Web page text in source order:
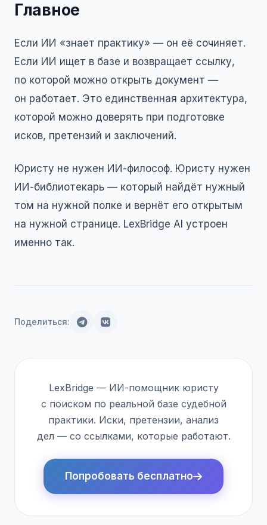
Главное
Если ИИ «знает практику» — он её сочиняет.
Если ИИ ищет в базе и возвращает ссылку,
по которой можно открыть документ —
он работает. Это единственная архитектура,
которой можно доверять при подготовке
исков, претензий и заключений.
Юристу не нужен ИИ-философ. Юристу нужен
ИИ-библиотекарь — который найдёт нужный
том на нужной полке и вернёт его открытым
на нужной странице. LexBridge AI устроен
именно так.
Поделиться:
LexBridge — ИИ-помощник юристу
с поиском по реальной базе судебной
практики. Иски, претензии, анализ
дел — со ссылками, которые работают.
Попробовать бесплатно